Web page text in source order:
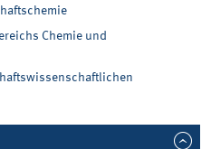
Chemie und